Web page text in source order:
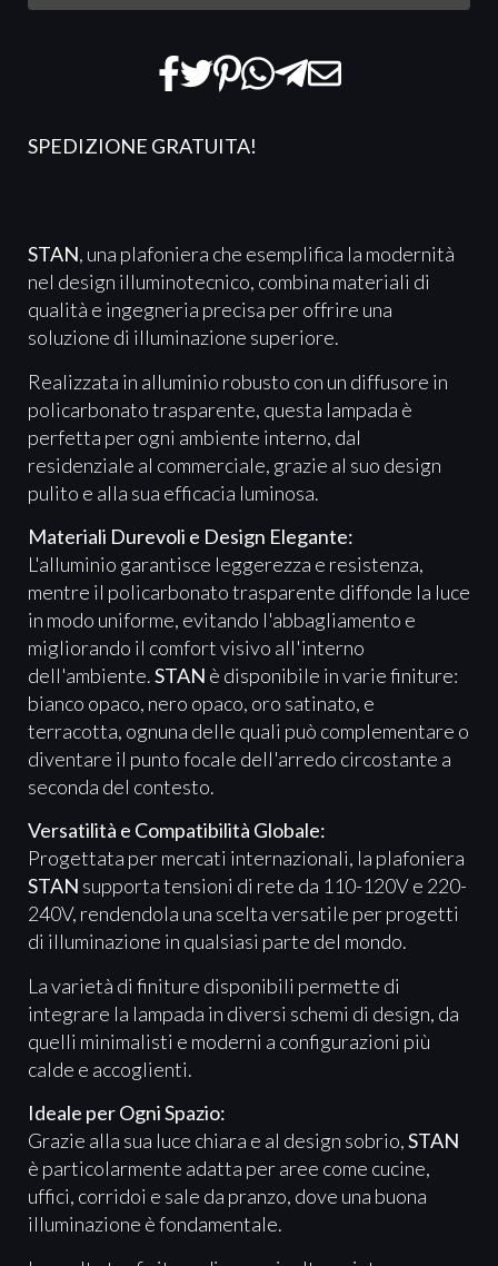
SPEDIZIONE GRATUITA!
STAN, una plafoniera che esemplifica la modernità
nel design illuminotecnico, combina materiali di
qualità e ingegneria precisa per offrire una
soluzione di illuminazione superiore.
Realizzata in alluminio robusto con un diffusore in
policarbonato trasparente, questa lampada è
perfetta per ogni ambiente interno, dal
residenziale al commerciale, grazie al suo design
pulito e alla sua efficacia luminosa.
Materiali Durevoli e Design Elegante:
L'alluminio garantisce leggerezza e resistenza,
mentre il policarbonato trasparente diffonde la luce
in modo uniforme, evitando l'abbagliamento e
migliorando il comfort visivo all'interno
dell'ambiente.STAN è disponibile in varie finiture:
bianco opaco, nero opaco, oro satinato, e
terracotta, ognuna delle quali può complementare o
diventare il punto focale dell'arredo circostante a
seconda del contesto.
Versatilità e Compatibilità Globale:
Progettata per mercati internazionali, la plafoniera
STAN supporta tensioni di rete da 110-120V e 220-
240V, rendendola una scelta versatile per progetti
di illuminazione in qualsiasi parte del mondo.
La varietà di finiture disponibili permette di
integrare la lampada in diversi schemi di design, da
quelli minimalisti e moderni a configurazioni più
calde e accoglienti.
Ideale per Ogni Spazio:
Grazie alla sua luce chiara e al design sobrio,STAN
è particolarmente adatta per aree come cucine,
uffici, corridoi e sale da pranzo, dove una buona
illuminazione è fondamentale.